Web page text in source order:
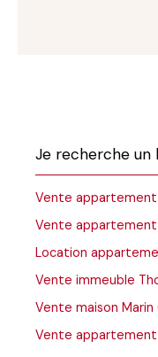
Je recherche un
Vente
Vente
Location
Vente immeuble
Vente maison
Vente appartement